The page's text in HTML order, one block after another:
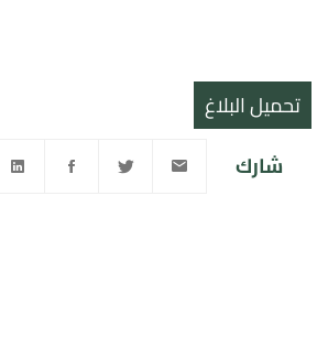
تحميل البلاغ
شارك